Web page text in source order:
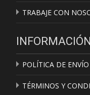
TRABAJE CON
INFORMACIÓN
POLÍTICA DE
TÉRMINOS Y